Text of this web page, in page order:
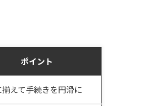
ポイント
えて手続きを円滑に